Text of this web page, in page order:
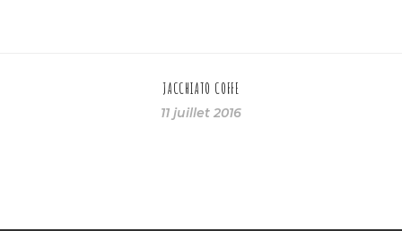
JACCHIATO COFFE
11 juillet 2016